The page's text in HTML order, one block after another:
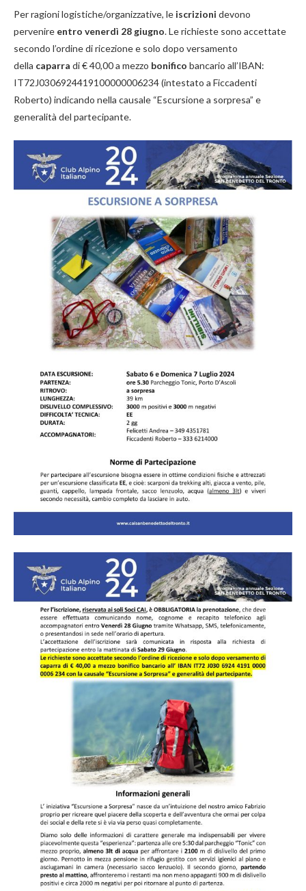
Per ragioni logistiche/organizzative, le iscrizioni devono
pervenire entro venerdì 28 giugno. Le richieste sono accettate
secondo l’ordine di ricezione e solo dopo versamento
della caparra di € 40,00 a mezzo bonifico bancario all’IBAN:
IT72J0306924419100000006234 (intestato a Ficcadenti
Roberto) indicando nella causale “Escursione a sorpresa” e
generalità del partecipante.